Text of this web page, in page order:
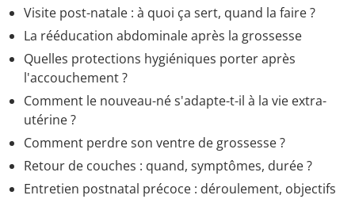
Visite post-natale : à quoi ça sert, quand la faire ?
La rééducation abdominale après la grossesse
Quelles protections hygiéniques porter après
l'accouchement ?
Comment le nouveau-né s'adapte-t-il à la vie extra-
utérine ?
Comment perdre son ventre de grossesse ?
Retour de couches : quand, symptômes, durée ?
Entretien postnatal précoce : déroulement, objectifs